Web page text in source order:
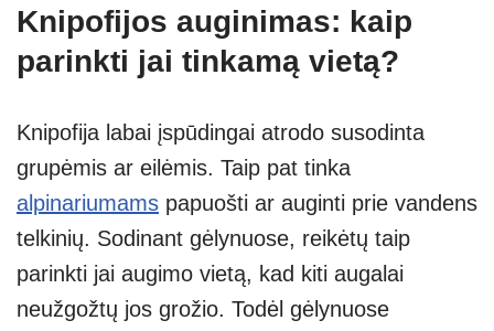
Knipofijos auginimas: kaip
parinkti jai tinkamą vietą?
Knipofija labai įspūdingai atrodo susodinta
grupėmis ar eilėmis. Taip pat tinka
alpinariumams papuošti ar auginti prie vandens
telkinių. Sodinant gėlynuose, reikėtų taip
parinkti jai augimo vietą, kad kiti augalai
neužgožtų jos grožio. Todėl gėlynuose